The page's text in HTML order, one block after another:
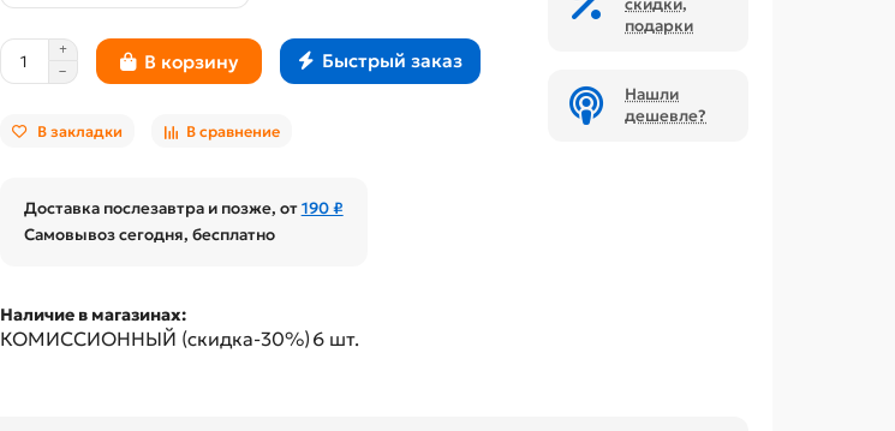
В корзину Быстрый заказ
В закладки В сравнение
Доставка послезавтра и позже, от190 ₽
Самовывоз сегодня, бесплатно
Наличие в магазинах:
КОМИССИОННЫЙ (скидка-30%) 6 шт.
скидки,
подарки
Нашли
дешевле?